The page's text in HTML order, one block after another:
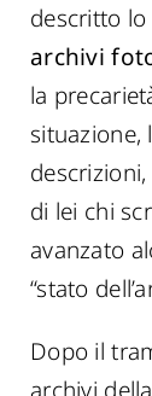
descritto
archivi
la
situazione,
di lei chi
avanzato
“stato
Dopo il
archivi